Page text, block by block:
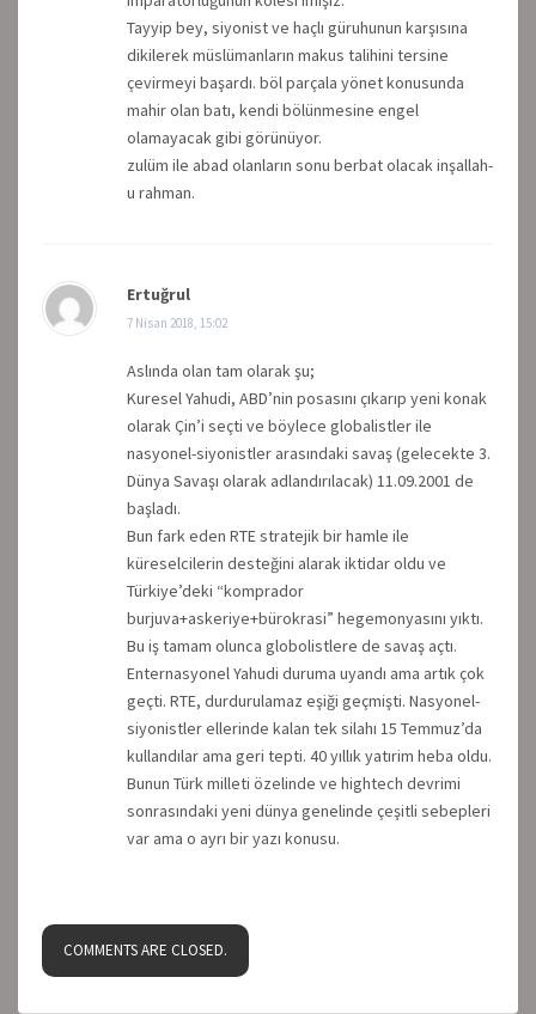
Tayyip bey, siyonist ve haçlı güruhunun karşısına
dikilerek müslümanların makus talihini tersine
çevirmeyi başardı. böl parçala yönet konusunda
mahir olan batı, kendi bölünmesine engel
olamayacak gibi görünüyor.
zulüm ile abad olanların sonu berbat olacak inşallah-
u rahman.
Ertuğrul
7 Nisan 2018, 15:02
Aslında olan tam olarak şu;
Kuresel Yahudi, ABD’nin posasını çıkarıp yeni konak
olarak Çin’i seçti ve böylece globalistler ile
nasyonel-siyonistler arasındaki savaş (gelecekte 3.
Dünya Savaşı olarak adlandırılacak) 11.09.2001 de
başladı.
Bun fark eden RTE stratejik bir hamle ile
küreselcilerin desteğini alarak iktidar oldu ve
Türkiye’deki “komprador
burjuva+askeriye+bürokrasi” hegemonyasını yıktı.
Bu iş tamam olunca globolistlere de savaş açtı.
Enternasyonel Yahudi duruma uyandı ama artık çok
geçti. RTE, durdurulamaz eşiği geçmişti. Nasyonel-
siyonistler ellerinde kalan tek silahı 15 Temmuz’da
kullandılar ama geri tepti. 40 yıllık yatırim heba oldu.
Bunun Türk milleti özelinde ve hightech devrimi
sonrasındaki yeni dünya genelinde çeşitli sebepleri
var ama o ayrı bir yazı konusu.
COMMENTS ARE CLOSED.